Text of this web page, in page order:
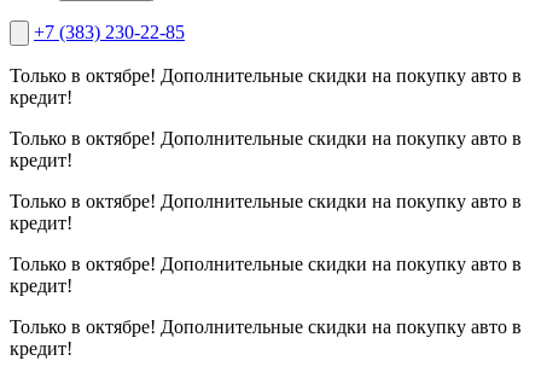
+7 (383) 230-22-85
Только в октябре! Дополнительные скидки на покупку авто в
кредит!
Только в октябре! Дополнительные скидки на покупку авто в
кредит!
Только в октябре! Дополнительные скидки на покупку авто в
кредит!
Только в октябре! Дополнительные скидки на покупку авто в
кредит!
Только в октябре! Дополнительные скидки на покупку авто в
кредит!